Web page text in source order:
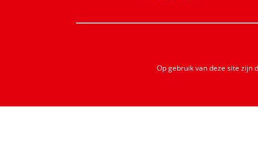
Op gebruik van deze site zijn